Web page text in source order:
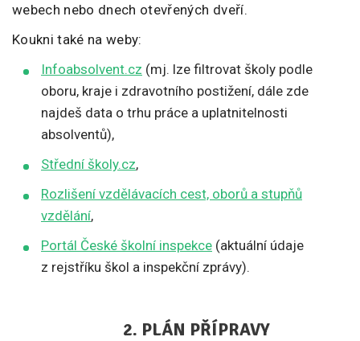
webech nebo dnech otevřených dveří.
Koukni také na weby:
Infoabsolvent.cz (mj. lze filtrovat školy podle
oboru, kraje i zdravotního postižení, dále zde
najdeš data o trhu práce a uplatnitelnosti
absolventů),
Střední školy.cz,
Rozlišení vzdělávacích cest, oborů a stupňů
vzdělání,
Portál České školní inspekce (aktuální údaje
z rejstříku škol a inspekční zprávy).
2. PLÁN PŘÍPRAVY